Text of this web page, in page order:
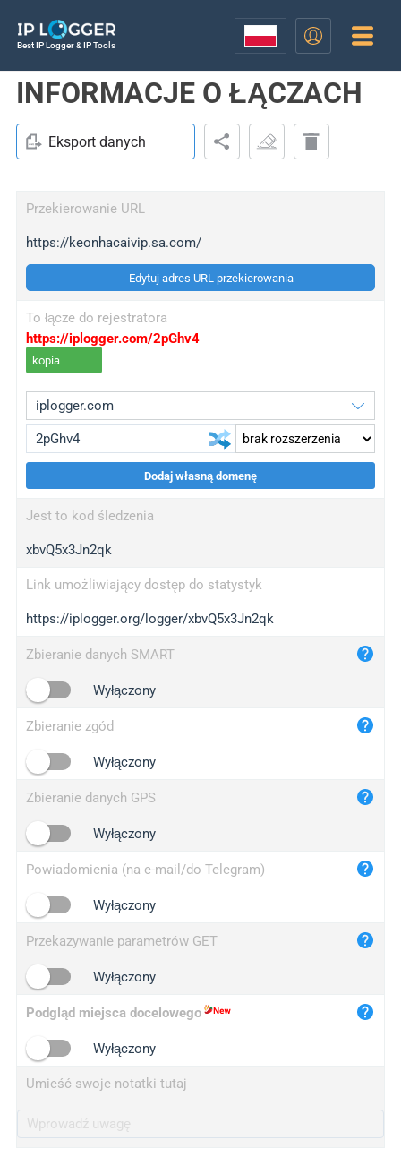
Best IP Logger & IP Tools
INFORMACJE O ŁĄCZACH
Eksport danych
Przekierowanie URL
https://keonhacaivip.sa.com/
Edytuj adres URL przekierowania
To łącze do rejestratora
https://iplogger.com/2pGhv4
kopia
wl.gl
ed.tc
iplogger.com
maper.info
2no.co
yip.su
iplogger.info
Dodaj własną domenę
Jest to kod śledzenia
xbvQ5x3Jn2qk
Link umożliwiający dostęp do statystyk
https://iplogger.org/logger/xbvQ5x3Jn2qk
Zbieranie danych SMART
Wyłączony
Zbieranie zgód
Wyłączony
Zbieranie danych GPS
Wyłączony
Powiadomienia (na e-mail/do Telegram)
Wyłączony
Przekazywanie parametrów GET
Wyłączony
Podgląd miejsca docelowego
Wyłączony
Umieść swoje notatki tutaj